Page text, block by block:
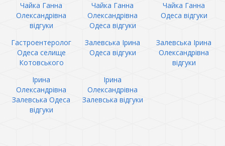
Чайка Ганна
Олександрівна
відгуки
Чайка Ганна
Олександрівна
Одеса відгуки
Чайка Ганна
Одеса відгуки
Гастроентеролог
Одеса селище
Котовського
Залевська Ірина
Одеса відгуки
Залевська Ірина
Олександрівна
відгуки
Ірина
Олександрівна
Залевська Одеса
відгуки
Ірина
Олександрівна
Залевська відгуки